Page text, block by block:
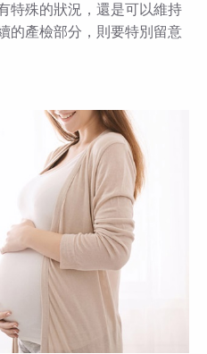
特殊的狀況，還是可以維持
的產檢部分，則要特別留意